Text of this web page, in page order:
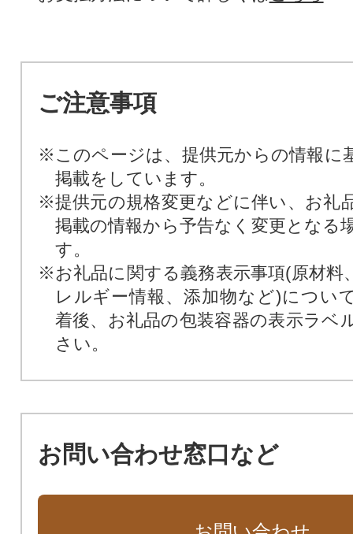
ご注意事項
※このページは、提供元からの情報に
掲載をしています。
※提供元の規格変更などに伴い、お礼
掲載の情報から予告なく変更となる
す。
※お礼品に関する義務表示事項(原材料
レルギー情報、添加物など)につい
着後、お礼品の包装容器の表示ラベ
さい。
お問い合わせ窓口など